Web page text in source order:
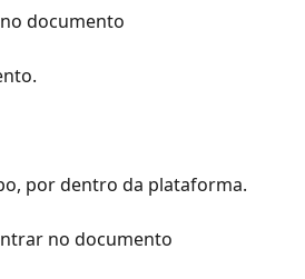
documento
por dentro da plataforma.
no documento